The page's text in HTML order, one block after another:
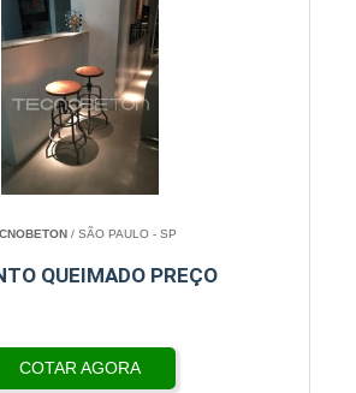
/ SÃO PAULO - SP
QUEIMADO PREÇO
COTAR AGORA